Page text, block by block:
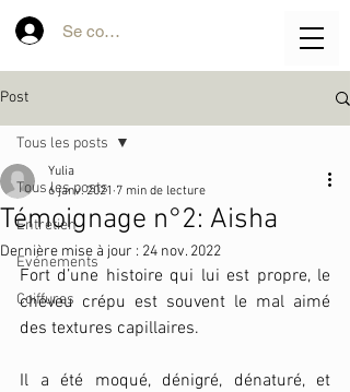
Se connecter
Post
Tous les posts
Entretien
Evénements
Coiffures
Tous les posts
Témoignage n°2: Aisha
Yulia
6 janv. 2021 7 min de lecture
Dernière mise à jour : 24 nov. 2022
Fort d’une histoire qui lui est propre, le
cheveu crépu est souvent le mal aimé
des textures capillaires.
Il a été moqué, dénigré, dénaturé, et